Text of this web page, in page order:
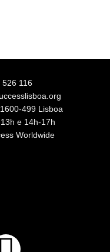
526 116
499 Lisboa
e 14h-17h
Worldwide